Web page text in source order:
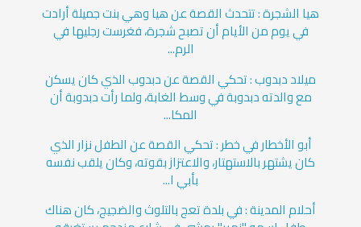
هيا الشجرة : تتحدث القصة عن هيا وهي بنت جميلة أرادت
في يوم من الأيام أن تصبح شجرة، فغرست رجليها في
الرم...
ميلاد دبدوب : تحكي القصة عن دبدوب الذي كان يسكن
مع والدته دبدوبة في وسط الغابة، ولما رأت دبدوبة أن
المكا...
أبو الأخطار في خطر : تحكي القصة عن الطفل نزار الذي
كان يشتهر بالاستهتار، والاعتزاز بقوته، وكان يلقب نفسه
بأبي ا...
أحلام المدينة : في بلدة تعج بالتلوث والضجيج، كان هناك